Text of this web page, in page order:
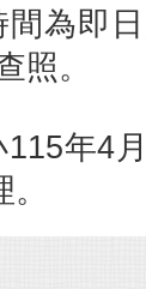
為即
照。
年4